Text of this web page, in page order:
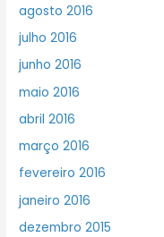
agosto 2016
julho 2016
junho 2016
maio 2016
abril 2016
março 2016
fevereiro 2016
janeiro 2016
dezembro 2015